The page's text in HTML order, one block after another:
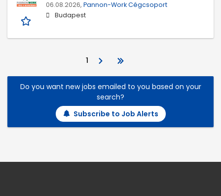
06.08.2026, Pannon-Work Cégcsoport
Budapest
1
Do you want new jobs emailed to you based on your
search?
Subscribe to Job Alerts